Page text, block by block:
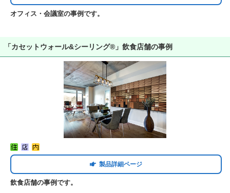
オフィス・会議室の事例です。
「カセットウォール&シーリング®」飲食店舗の事例
製品詳細ページ
飲食店舗の事例です。